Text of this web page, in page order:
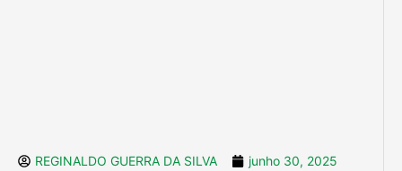
REGINALDO GUERRA DA SILVA
junho 30, 2025